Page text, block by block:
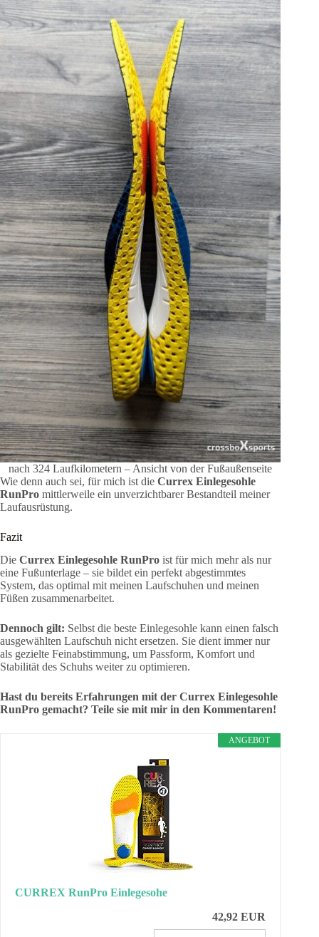
nach 324 Laufkilometern – Ansicht von der Fußaußenseite
Wie denn auch sei, für mich ist die Currex Einlegesohle
RunPro mittlerweile ein unverzichtbarer Bestandteil meiner
Laufausrüstung.
Fazit
Die Currex Einlegesohle RunPro ist für mich mehr als nur
eine Fußunterlage – sie bildet ein perfekt abgestimmtes
System, das optimal mit meinen Laufschuhen und meinen
Füßen zusammenarbeitet.
Dennoch gilt: Selbst die beste Einlegesohle kann einen falsch
ausgewählten Laufschuh nicht ersetzen. Sie dient immer nur
als gezielte Feinabstimmung, um Passform, Komfort und
Stabilität des Schuhs weiter zu optimieren.
Hast du bereits Erfahrungen mit der Currex Einlegesohle
RunPro gemacht? Teile sie mit mir in den Kommentaren!
ANGEBOT
CURREX RunPro Einlegesohe
42,92 EUR